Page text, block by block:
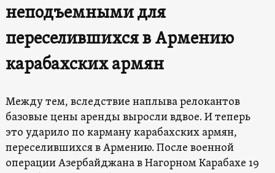
неподъемными для
переселившихся в Армению
карабахских армян
Между тем, вследствие наплыва релокантов
базовые цены аренды выросли вдвое. И теперь
это ударило по карману карабахских армян,
переселившихся в Армению. После военной
операции Азербайджана в Нагорном Карабахе 19